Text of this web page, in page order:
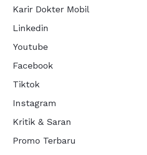
Karir Dokter Mobil
Linkedin
Youtube
Facebook
Tiktok
Instagram
Kritik & Saran
Promo Terbaru